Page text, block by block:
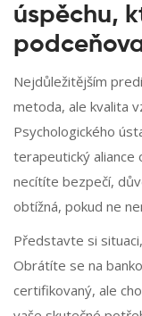
úspěchu,
Nejdůležitějším
metoda, ale kvalita
Psychologického
terapeutický aliance
necítíte bezpečí,
obtížná, pokud ne
Představte si
Obrátíte se na
certifikovaný, ale